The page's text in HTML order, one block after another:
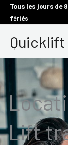
AllerTous les jours de
fériés
Quicklift
Lift